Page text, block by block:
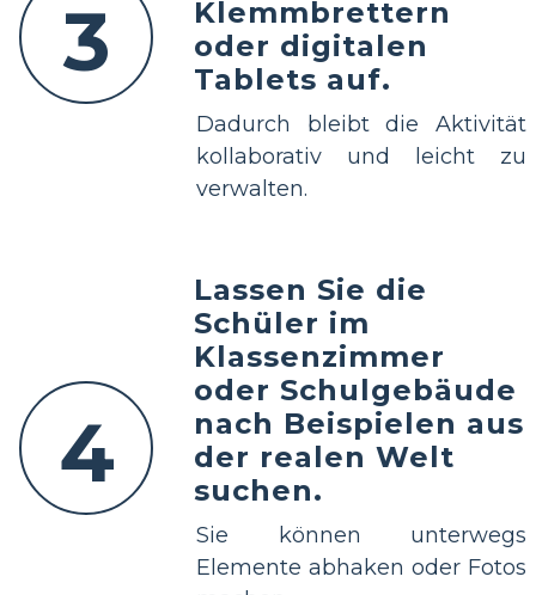
3
Klemmbrettern
oder digitalen
Tablets auf.
Dadurch bleibt die Aktivität
kollaborativ und leicht zu
verwalten.
4
Lassen Sie die
Schüler im
Klassenzimmer
oder Schulgebäude
nach Beispielen aus
der realen Welt
suchen.
Sie können unterwegs
Elemente abhaken oder Fotos